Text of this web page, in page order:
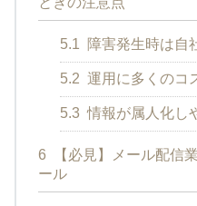
5.1 障害発生時は自
5.2 運用に多くのコ
5.3 情報が属人化し
6
【必見】メール配信
ール